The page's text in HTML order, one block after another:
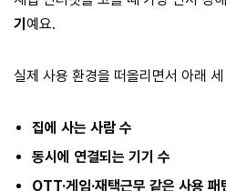
기 예요.
실제 사용 환경을 떠올리면서 아래
집에 사는 사람 수
동시에 연결되는 기기 수
OTT·게임·재택근무 같은 사용 패